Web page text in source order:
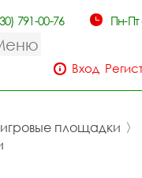
791-00-76 Пн-Пт
Вход
площадки 〉